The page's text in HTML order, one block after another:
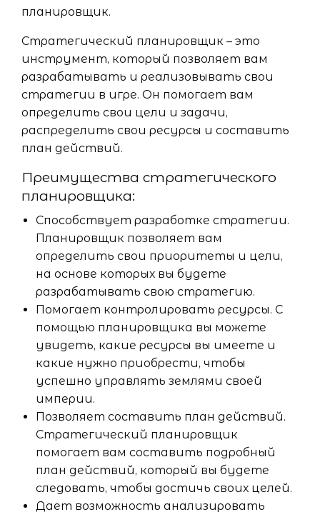
планировщик.
Стратегический планировщик – это
инструмент, который позволяет вам
разрабатывать и реализовывать свои
стратегии в игре. Он помогает вам
определить свои цели и задачи,
распределить свои ресурсы и составить
план действий.
Преимущества стратегического
планировщика:
Способствует разработке стратегии.
Планировщик позволяет вам
определить свои приоритеты и цели,
на основе которых вы будете
разрабатывать свою стратегию.
Помогает контролировать ресурсы. С
помощью планировщика вы можете
увидеть, какие ресурсы вы имеете и
какие нужно приобрести, чтобы
успешно управлять землями своей
империи.
Позволяет составить план действий.
Стратегический планировщик
помогает вам составить подробный
план действий, который вы будете
следовать, чтобы достичь своих целей.
Дает возможность анализировать